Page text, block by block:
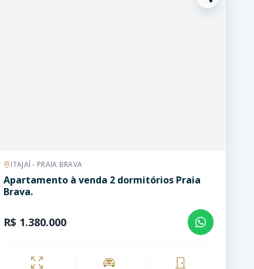
ITAJAÍ - PRAIA BRAVA
Apartamento à venda 2 dormitórios Praia
Brava.
R$ 1.380.000